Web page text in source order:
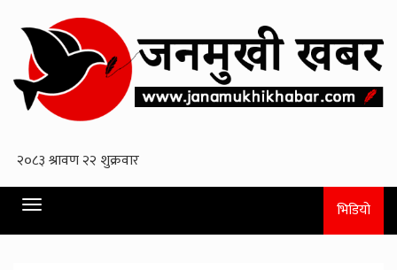
Toggle
navigation
भिडियो